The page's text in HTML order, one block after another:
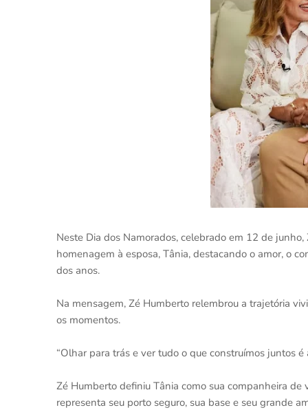
Neste Dia dos Namorados, celebrado em 12 de
homenagem à esposa, Tânia, destacando o amor, o
dos anos.
Na mensagem, Zé Humberto relembrou a trajetória
os momentos.
“Olhar para trás e ver tudo o que construímos juntos
Zé Humberto definiu Tânia como sua companheira
representa seu porto seguro, sua base e seu grande